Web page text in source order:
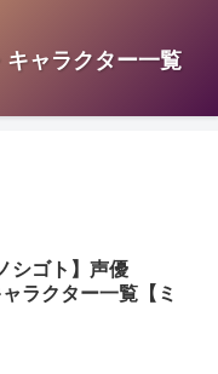
ャラクター一覧
シゴト】声優
ャラクター一覧【ミ